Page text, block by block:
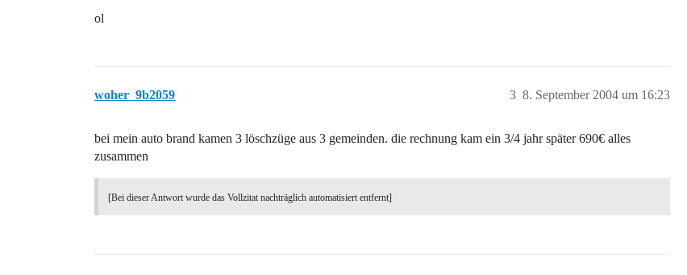
ol
woher_9b2059 8. September 2004 um 16:23
3
bei mein auto brand kamen 3 löschzüge aus 3 gemeinden. die rechnung kam ein 3/4 jahr später 690€ alles
zusammen
[Bei dieser Antwort wurde das Vollzitat nachträglich automatisiert entfernt]